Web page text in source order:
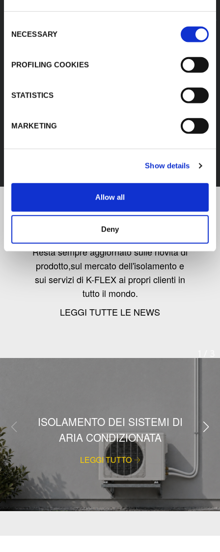
Selection
NECESSARY
PROFILING COOKIES
STATISTICS
MARKETING
Show details
Allow all
Deny
SCOPRI TUTTI I PRODOTTI
K-Flex news
Resta sempre aggiornato sulle novità di
prodotto,sul mercato dell'isolamento e
sui servizi di K-FLEX ai propri clienti in
tutto il mondo.
LEGGI TUTTE LE NEWS
ISOLAMENTO DEI SISTEMI DI
ARIA CONDIZIONATA
LEGGI TUTTO